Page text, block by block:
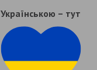
Українською – тут